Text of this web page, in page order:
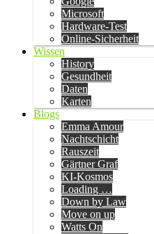
Microsoft
Hardware-Test
Online-Sicherheit
Wissen
History
Gesundheit
Daten
Karten
Blogs
Emma Amour
Nachtschicht
Rauszeit
Gärtner Graf
KI-Kosmos
Loading …
Down by Law
Move on up
Watts On